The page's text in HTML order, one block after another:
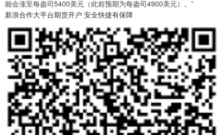
能会涨至每盎司5400美元（此前预期为每盎司4900美元）。”
新浪合作大平台期货开户 安全快捷有保障